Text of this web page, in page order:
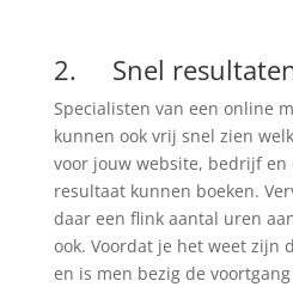
2. Snel
Specialisten van een online
kunnen ook vrij snel zien
voor jouw website, bedrijf en
resultaat kunnen boeken.
daar een flink aantal uren
ook. Voordat je het weet zijn
en is men bezig de